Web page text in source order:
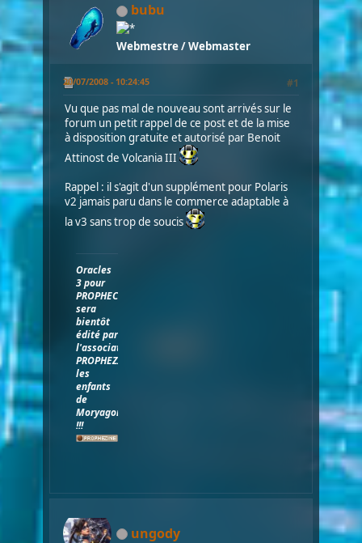
bubu
Webmestre / Webmaster
20/07/2008 - 10:24:45 #1
Vu que pas mal de nouveau sont arrivés sur le
forum un petit rappel de ce post et de la mise
à disposition gratuite et autorisé par Benoit
Attinost de Volcania III
Rappel : il s'agit d'un supplément pour Polaris
v2 jamais paru dans le commerce adaptable à
la v3 sans trop de soucis
Oracles
3 pour
PROPHECY
sera
bientôt
édité par
l'association
PROPHEZINE,
les
enfants
de
Moryagorn
!!!
ungody